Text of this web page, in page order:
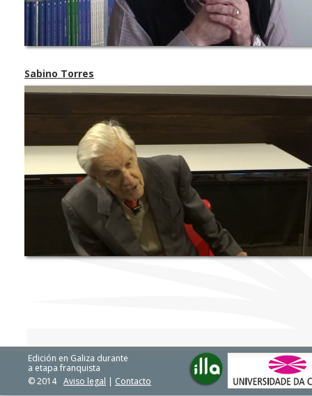
Sabino Torres
Edición en Galiza durante
a etapa franquista
© 2014 Aviso legal | Contacto